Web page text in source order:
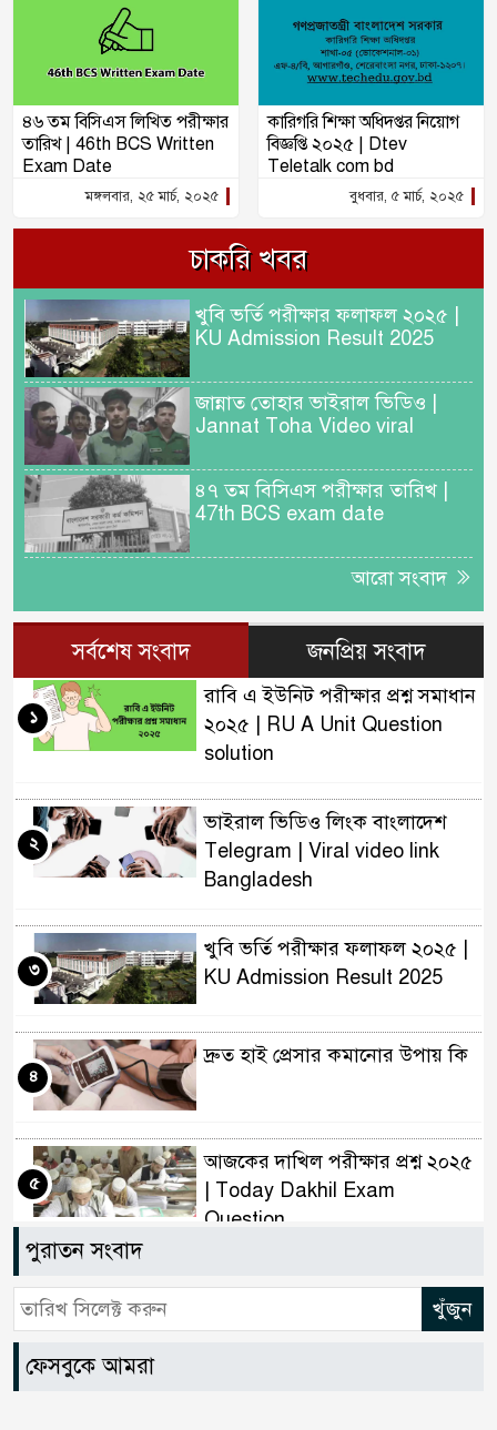
৪৬ তম বিসিএস লিখিত পরীক্ষার
তারিখ | 46th BCS Written
Exam Date
মঙ্গলবার, ২৫ মার্চ, ২০২৫
কারিগরি শিক্ষা অধিদপ্তর নিয়োগ
বিজ্ঞপ্তি ২০২৫ | Dtev
Teletalk com bd
বুধবার, ৫ মার্চ, ২০২৫
চাকরি খবর
খুবি ভর্তি পরীক্ষার ফলাফল ২০২৫ |
KU Admission Result 2025
জান্নাত তোহার ভাইরাল ভিডিও |
Jannat Toha Video viral
৪৭ তম বিসিএস পরীক্ষার তারিখ |
47th BCS exam date
আরো সংবাদ
সর্বশেষ সংবাদ জনপ্রিয় সংবাদ
রাবি এ ইউনিট পরীক্ষার প্রশ্ন সমাধান
২০২৫ | RU A Unit Question
solution
১
ভাইরাল ভিডিও লিংক বাংলাদেশ
Telegram | Viral video link
Bangladesh
২
খুবি ভর্তি পরীক্ষার ফলাফল ২০২৫ |
KU Admission Result 2025
৩
দ্রুত হাই প্রেসার কমানোর উপায় কি
৪
আজকের দাখিল পরীক্ষার প্রশ্ন ২০২৫
| Today Dakhil Exam
Question
৫
খুবি সি ইউনিট ভর্তি পরীক্ষার প্রশ্ন
২০২৫ | KU C Unit Admission
৬
পুরাতন সংবাদ
ফেসবুকে আমরা